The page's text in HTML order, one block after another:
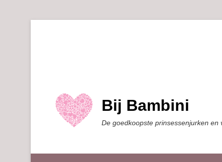
Bij Bambini
De goedkoopste prinsessenjurken en